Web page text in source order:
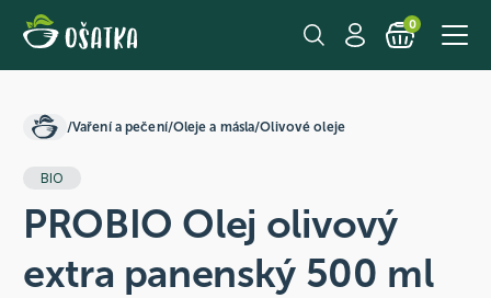
0
/Vaření a pečení/Oleje a másla/Olivové oleje
BIO
PROBIO Olej olivový
extra panenský 500 ml